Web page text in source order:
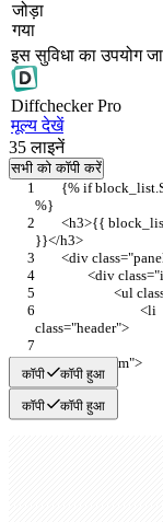
जोड़ा
गया
इस सुविधा का उपयोग
DiffcheckerPro
मूल्य देखें
35 लाइनें
सभी को कॉपी करें
%}
}}</h3>
<div
<div
<ul
class="header">
class="row-item">
कॉपी कॉपी हुआ
कॉपी कॉपी हुआ